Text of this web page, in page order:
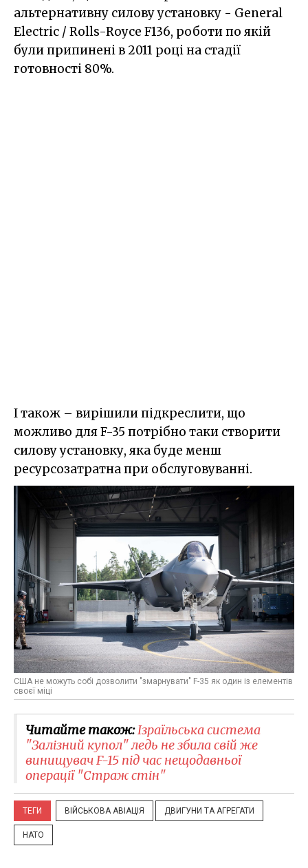
альтернативну силову установку - General
Electric / Rolls-Royce F136, роботи по якій
були припинені в 2011 році на стадії
готовності 80%.
І також – вирішили підкреслити, що
можливо для F-35 потрібно таки створити
силову установку, яка буде менш
ресурсозатратна при обслуговуванні.
США не можуть собі дозволити "змарнувати" F-35 як один із елементів
своєї міці
Читайте також:Ізраїльська система
"Залізний купол" ледь не збила свій же
винищувач F-15 під час нещодавньої
операції "Страж стін"
ТЕГИ ВІЙСЬКОВА АВІАЦІЯ ДВИГУНИ ТА АГРЕГАТИ
НАТО